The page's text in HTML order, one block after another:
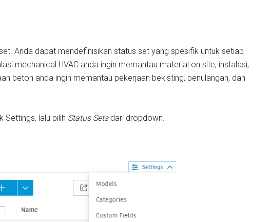
Anda dapat mendefinisikan status set yang spesifik untuk setiap
mechanical HVAC anda ingin memantau material on site, instalasi,
beton anda ingin memantau pekerjaan bekisting, penulangan, dan
Settings, lalu pilih Status Setsdari dropdown.